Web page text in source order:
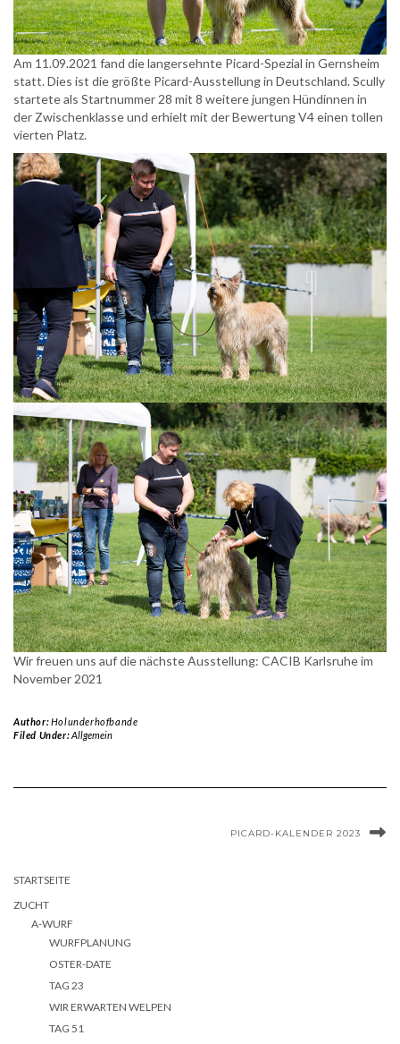
Am 11.09.2021 fand die langersehnte Picard-Spezial in Gernsheim
statt. Dies ist die größte Picard-Ausstellung in Deutschland. Scully
startete als Startnummer 28 mit 8 weitere jungen Hündinnen in
der Zwischenklasse und erhielt mit der Bewertung V4 einen tollen
vierten Platz.
Wir freuen uns auf die nächste Ausstellung: CACIB Karlsruhe im
November 2021
Author:Holunderhofbande
Filed Under:Allgemein
PICARD-KALENDER 2023
STARTSEITE
ZUCHT
A-WURF
WURFPLANUNG
OSTER-DATE
TAG 23
WIR ERWARTEN WELPEN
TAG 51